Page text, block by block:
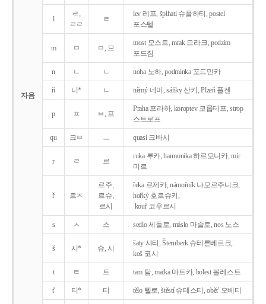
자음
l
ㄹ,
ㄹㄹ
ㄹ
lev 레프, šplhati 슈플하티, postel
포스텔
m ㅁ ㅁ, 므
most 모스트, mrak 므라크, podzim
포드짐
n ㄴ ㄴ noha 노하, podmínka 포드민카
ň 니* ㄴ němý 네미, sáňky 산키, Plzeň 플젠
p ㅍ ㅂ, 프
Praha 프라하, koroptev 코롭테프, strop
스트로프
qu 크ㅂ ㅡ quasi 크바시
r ㄹ 르
ruka 루카, harmonika 하르모니카, mír
미르
ř 르ㅈ
르주,
르슈,
르시
řeka 르제카, námořník 나모르주니크,
hořký 호르슈키,
kouř 코우르시
s ㅅ 스 sedlo 세들로, máslo 마슬로, nos 노스
š 시* 슈, 시
šaty 샤티, Šternberk 슈테른베르크,
koš 코시
t ㅌ 트 tam 탐, matka 마트카, bolest 볼레스트
t' 티* 티 tělo 텔로, štěstí 슈테스티, obět' 오베티